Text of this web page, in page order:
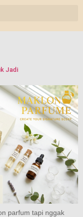
Jadi
parfum tapi nggak